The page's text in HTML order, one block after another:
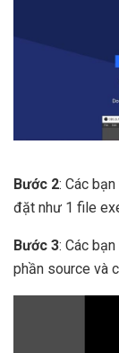
Bước 2: Các
đặt như 1 file
Bước 3: Các
phần source và